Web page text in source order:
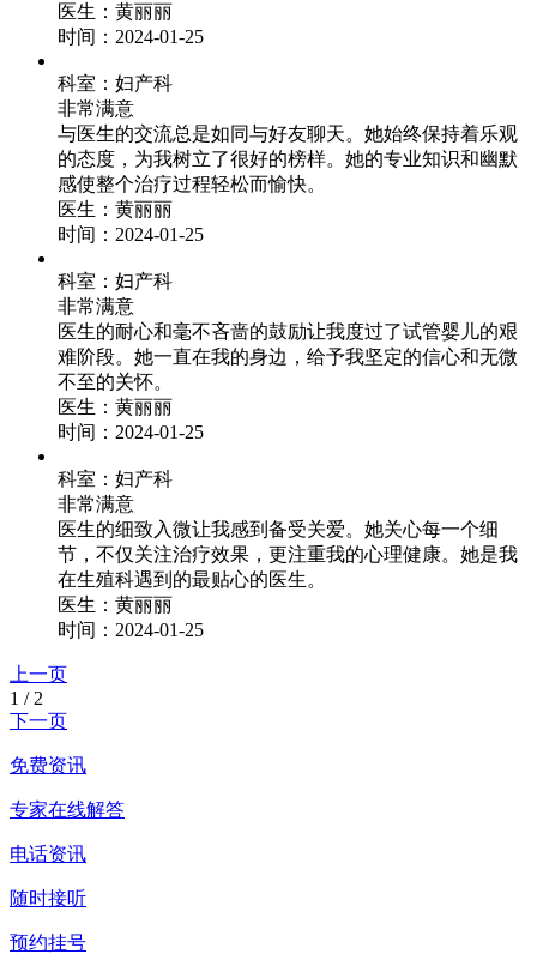
医生： 黄丽丽
时间：2024-01-25
科室： 妇产科
非常满意
与医生的交流总是如同与好友聊天。她始终保持着乐观
的态度，为我树立了很好的榜样。她的专业知识和幽默
感使整个治疗过程轻松而愉快。
医生： 黄丽丽
时间：2024-01-25
科室： 妇产科
非常满意
医生的耐心和毫不吝啬的鼓励让我度过了试管婴儿的艰
难阶段。她一直在我的身边，给予我坚定的信心和无微
不至的关怀。
医生： 黄丽丽
时间：2024-01-25
科室： 妇产科
非常满意
医生的细致入微让我感到备受关爱。她关心每一个细
节，不仅关注治疗效果，更注重我的心理健康。她是我
在生殖科遇到的最贴心的医生。
医生： 黄丽丽
时间：2024-01-25
上一页
1 / 2
下一页
免费资讯
专家在线解答
电话资讯
随时接听
预约挂号